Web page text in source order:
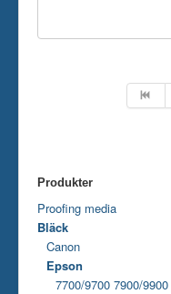
Produkter
Proofing media
Bläck
Canon
Epson
7700/9700 7900/